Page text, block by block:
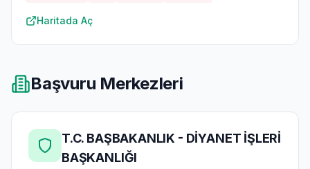
Haritada Aç
Başvuru Merkezleri
T.C. BAŞBAKANLIK - DİYANET İŞLERİ
BAŞKANLIĞI